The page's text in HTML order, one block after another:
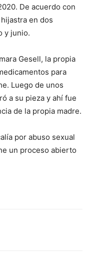
De acuerdo con
en dos
y junio.
Gesell, la propia
para
Luego de unos
a su pieza y ahí fue
de la propia madre.
por abuso sexual
un proceso abierto